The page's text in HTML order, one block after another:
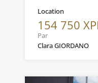
Location
154 750
Par
Clara GIORDANO